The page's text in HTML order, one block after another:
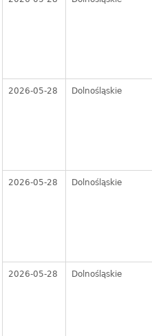
2026-05-28 Dolnośląskie
2026-05-28 Dolnośląskie
2026-05-28 Dolnośląskie